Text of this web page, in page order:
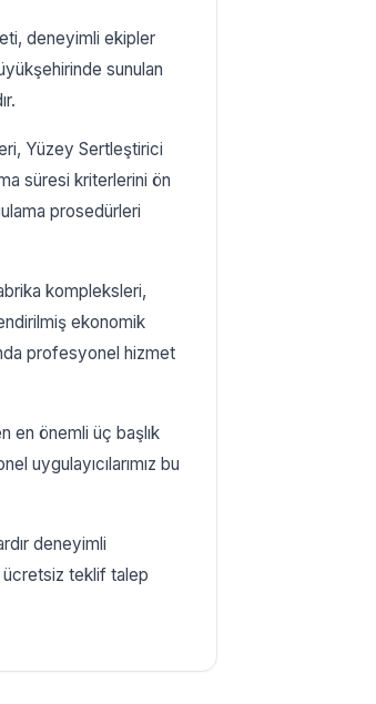
deneyimli ekipler
sunulan
Yüzey Sertleştirici
süresi kriterlerini ön
prosedürleri
kompleksleri,
ekonomik
profesyonel hizmet
en önemli üç başlık
uygulayıcılarımız bu
deneyimli
ücretsiz teklif talep